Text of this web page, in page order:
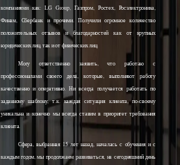
компаниями как: LG Group, Газпром, Ростех, Росэлектроника,
Финам, Сбербанк и прочими. Получили огромное количество
положительных отзывов и благодарностей как от крупных
юридических лиц, так и от физических лиц.
Могу ответственно заявить, что работаю с
профессионалами своего дела, которые, выполняют работу
качественно и оперативно. Ни всегда получается работать по
заданному шаблону, т.к. каждая ситуация клиента, по-своему
уникальна и конечно мы всегда ставим в приоритет требования
клиента.
Сфера, выбранная 15 лет назад, началась с обучения и с
каждым годом, мы продолжаем развиваться, на сегодняшний день